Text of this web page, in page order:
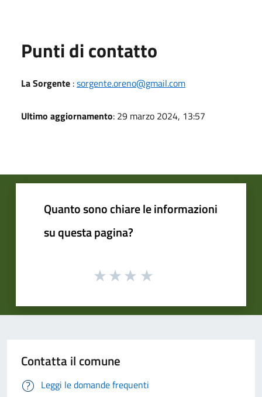
Punti di contatto
La Sorgente :sorgente.oreno@gmail.com
Ultimo aggiornamento: 29 marzo 2024, 13:57
Quanto sono chiare le informazioni
su questa pagina?
Contatta il comune
Leggi le domande frequenti